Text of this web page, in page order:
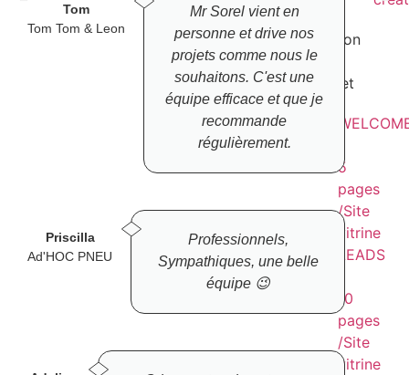
Création
site
internet
5
pages
/Site
vitrine
LEADS
10
pages
/Site
vitrine
Mr Sorel vient en
personne et drive nos
projets comme nous le
souhaitons. C'est une
équipe efficace et que je
recommande
régulièrement.
Tom
Tom Tom & Leon
Professionnels,
Sympathiques, une belle
équipe 😉
Priscilla
Ad'HOC PNEU